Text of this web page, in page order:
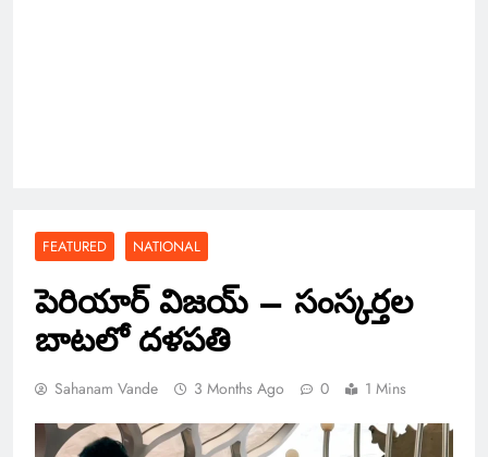
FEATURED NATIONAL
పెరియార్ విజయ్ – సంస్కర్తల
బాటలో దళపతి
Sahanam Vande 3 Months Ago 0 1 Mins